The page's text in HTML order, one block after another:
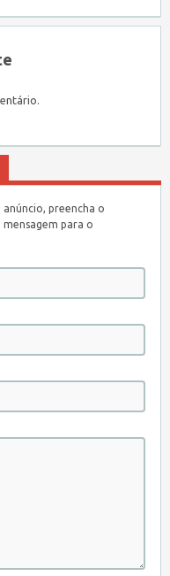
preencha o
para o